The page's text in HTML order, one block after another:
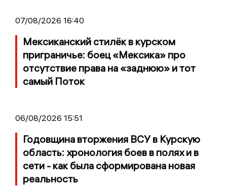
07/08/2026 16:40
Мексиканский стилёк в курском
приграничье: боец «Мексика» про
отсутствие права на «заднюю» и тот
самый Поток
06/08/2026 15:51
Годовщина вторжения ВСУ в Курскую
область: хронология боев в полях и в
сети - как была сформирована новая
реальность